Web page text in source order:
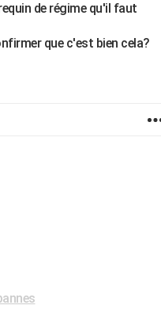
de régime qu'il faut
que c'est bien cela?